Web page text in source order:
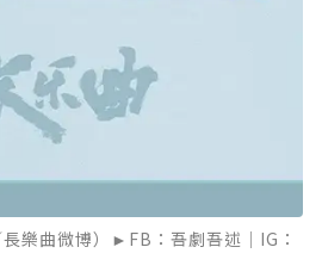
長樂曲微博）►FB：吾劇吾述｜IG：